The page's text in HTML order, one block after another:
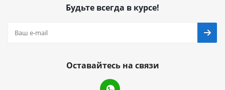
Будьте всегда в курсе!
Оставайтесь на связи